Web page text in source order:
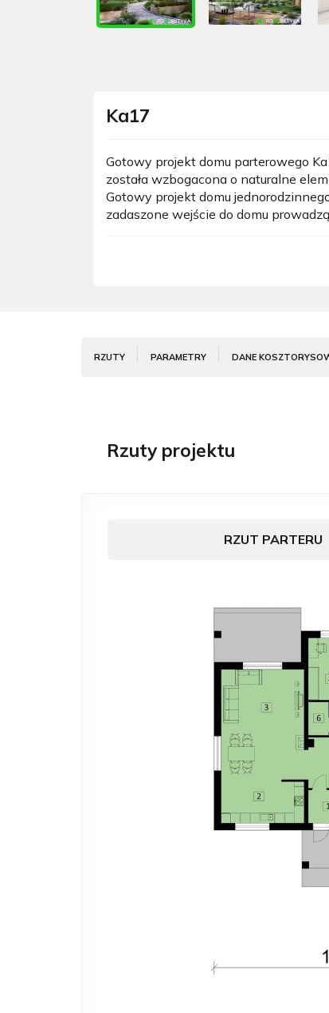
Ka17
Gotowy projekt domu parterowego
została wzbogacona o naturalne
Gotowy projekt domu
zadaszone wejście do domu
RZUTY PARAMETRY DANE
Rzuty projektu
RZUT PARTERU